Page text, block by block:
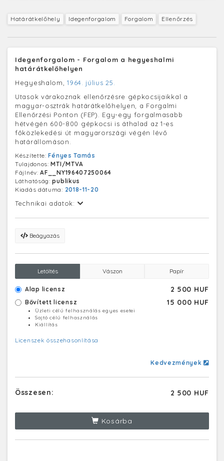
Határátkelőhely Idegenforgalom Forgalom Ellenőrzés
Idegenforgalom - Forgalom a hegyeshalmi
határátkelőhelyen
Hegyeshalom,1964. július 25.
Utasok várakoznak ellenőrzésre gépkocsijaikkal a
magyar-osztrák határátkelőhelyen, a Forgalmi
Ellenőrzési Ponton (FEP). Egy-egy forgalmasabb
hétvégén 600-800 gépkocsi is áthalad az 1-es
főközlekedési út magyarországi végén lévő
határállomáson.
Készítette:Fényes Tamás
Tulajdonos:MTI/MTVA
Fájlnév:AF__NY196407250064
Láthatóság:publikus
Kiadás dátuma: 2018-11-20
Technikai adatok:
Beágyazás
Letöltés Vászon Papír
Alap licensz 2 500 HUF
Bővített licensz 15 000 HUF
Üzleti célú felhasználás egyes esetei
Sajtó célú felhasználás
Kiállítás
Licenszek összehasonlítása
Kedvezmények
Összesen: 2 500 HUF
Kosárba